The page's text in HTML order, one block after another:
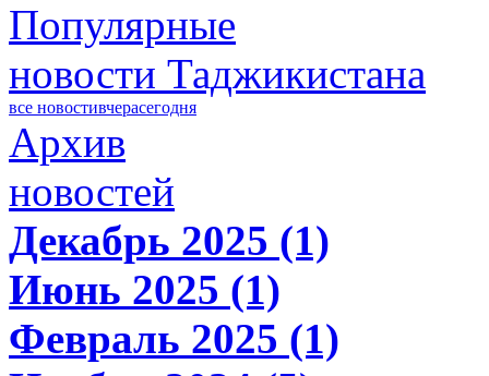
Популярные
новости Таджикистана
все новостивчерасегодня
Архив
новостей
Декабрь 2025 (1)
Июнь 2025 (1)
Февраль 2025 (1)